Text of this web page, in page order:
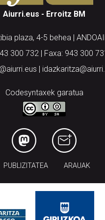
Aiurri.eus - Erroitz BM
plaza, 4-5 behea |
300 732 | Faxa: 943 300
|
Codesyntaxek garatua
PUBLIZITATEA ARAUAK